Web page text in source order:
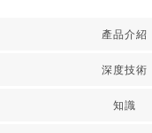
產品介紹
深度技術
知識